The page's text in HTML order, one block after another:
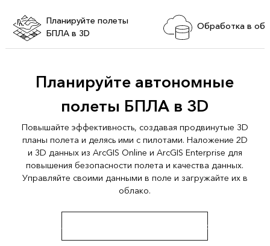
Планируйте полеты
БПЛА в 3D
Обработка в
Планируйте автономные
полеты БПЛА в 3D
Повышайте эффективность, создавая продвинутые 3D
планы полета и делясь ими с пилотами. Наложение 2D
и 3D данных из ArcGIS Online и ArcGIS Enterprise для
повышения безопасности полета и качества данных.
Управляйте своими данными в поле и загружайте их в
облако.
Загрузить приложение ArcGIS Flight